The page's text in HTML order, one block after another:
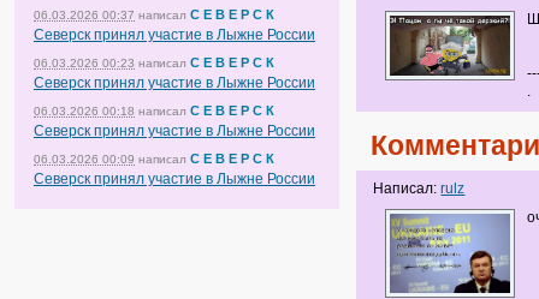
06.03.2026 00:37 написал С Е В Е Р С К
Северск принял участие в Лыжне России
06.03.2026 00:23 написал С Е В Е Р С К
Северск принял участие в Лыжне России
06.03.2026 00:18 написал С Е В Е Р С К
Северск принял участие в Лыжне России
06.03.2026 00:09 написал С Е В Е Р С К
Северск принял участие в Лыжне России
.
Написал:rulz